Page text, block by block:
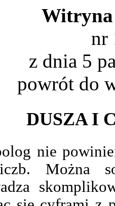
Witryna
nr
z dnia 5
powrót do
DUSZA I
nie
Można